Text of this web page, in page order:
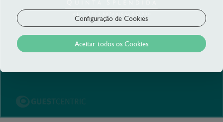
Configuração de Cookies
Aceitar todos os Cookies